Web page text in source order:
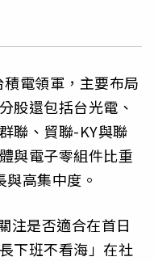
電領軍，主要布局
股還包括台光電、
聯、貿聯-KY與聯
與電子零組件比重
高集中度。
注是否適合在首日
下班不看海」在社